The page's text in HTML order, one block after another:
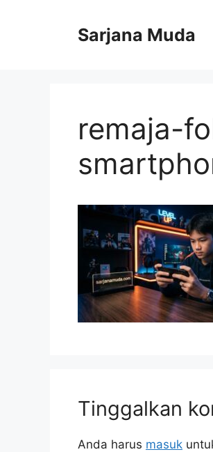
Sarjana Muda
remaja-
Tinggalkan
Anda harus masuk